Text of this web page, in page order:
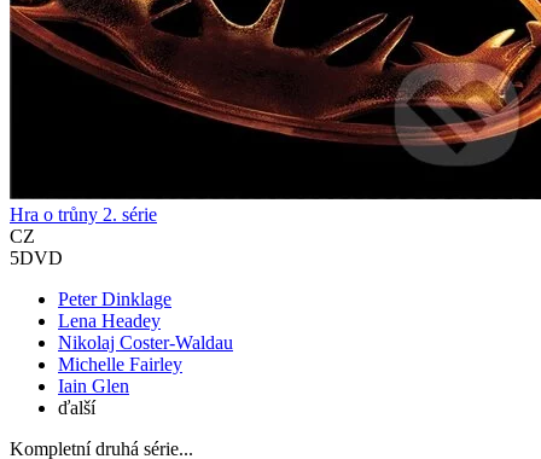
Hra o trůny 2. série
CZ
5DVD
Peter Dinklage
Lena Headey
Nikolaj Coster-Waldau
Michelle Fairley
Iain Glen
ďalší
Kompletní druhá série...